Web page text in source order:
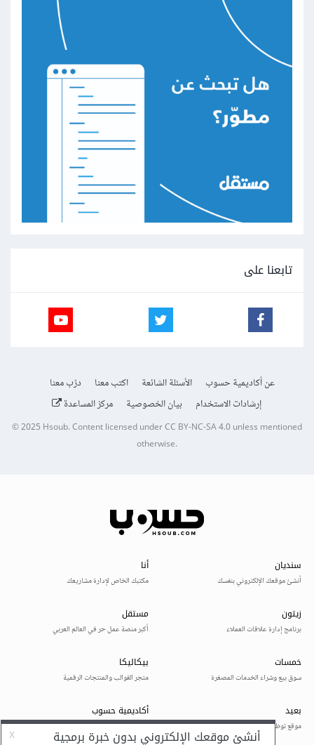
تابعنا على
عن أكاديمية حسوب الأسئلة الشائعة اكتب معنا
درّب معنا
إرشادات الاستخدام
بيان الخصوصية مركز المساعدة
© 2025Hsoub.Content licensed underCC BY-NC-SA 4.0unless mentioned
otherwise.